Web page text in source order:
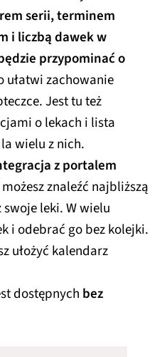
serii, terminem
i liczbą dawek w
przypominać o
ułatwi zachowanie
Jest tu też
o lekach i lista
wielu z nich.
z portalem
znaleźć najbliższą
leki. W wielu
i odebrać go bez kolejki.
ułożyć kalendarz
dostępnych bez